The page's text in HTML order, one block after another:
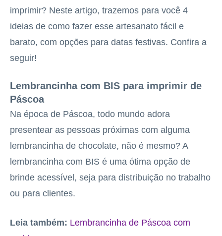
imprimir? Neste artigo, trazemos para você 4
ideias de como fazer esse artesanato fácil e
barato, com opções para datas festivas. Confira a
seguir!
Lembrancinha com BIS para imprimir de
Páscoa
Na época de Páscoa, todo mundo adora
presentear as pessoas próximas com alguma
lembrancinha de chocolate, não é mesmo? A
lembrancinha com BIS é uma ótima opção de
brinde acessível, seja para distribuição no trabalho
ou para clientes.
Leia também: Lembrancinha de Páscoa com